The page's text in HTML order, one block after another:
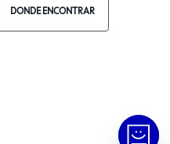
DONDE ENCONTRAR